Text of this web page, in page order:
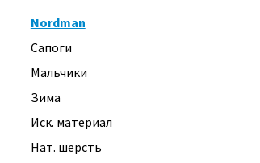
Nordman
Сапоги
Мальчики
Зима
Иск. материал
Нат. шерсть